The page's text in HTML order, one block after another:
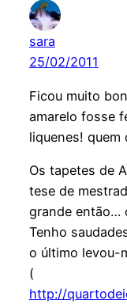
sara
25/02/2011
Ficou muito
amarelo fosse
liquenes! quem
Os tapetes de
tese de
grande então…
Tenho
o último levou-
(
http://